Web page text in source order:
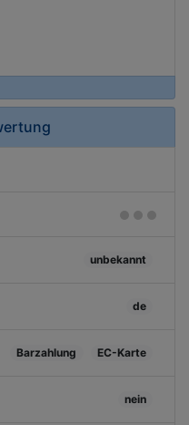
unbekannt
de
Barzahlung EC-Karte
nein